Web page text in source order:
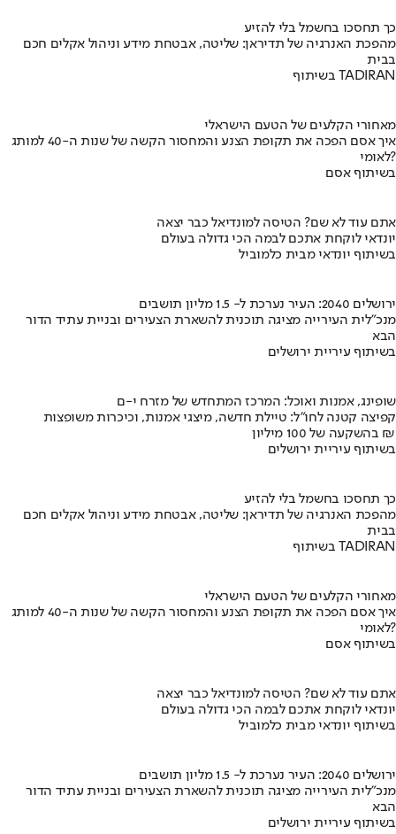
כך תחסכו בחשמל בלי להזיע
מהפכת האנרגיה של תדיראן: שליטה, אבטחת מידע וניהול אקלים חכם
בבית
בשיתוף TADIRAN
מאחורי הקלעים של הטעם הישראלי
איך אסם הפכה את תקופת הצנע והמחסור הקשה של שנות ה-40 למותג
לאומי?
בשיתוף אסם
אתם עוד לא שם? הטיסה למונדיאל כבר יצאה
יונדאי לוקחת אתכם לבמה הכי גדולה בעולם
בשיתוף יונדאי מבית כלמוביל
ירושלים 2040: העיר נערכת ל- 1.5 מליון תושבים
מנכ"לית העירייה מציגה תוכנית להשארת הצעירים ובניית עתיד הדור
הבא
בשיתוף עיריית ירושלים
שופינג, אמנות ואוכל: המרכז המתחדש של מזרח י-ם
קפיצה קטנה לחו"ל: טיילת חדשה, מיצגי אמנות, וכיכרות משופצות
בהשקעה של 100 מיליון ₪
בשיתוף עיריית ירושלים
כך תחסכו בחשמל בלי להזיע
מהפכת האנרגיה של תדיראן: שליטה, אבטחת מידע וניהול אקלים חכם
בבית
בשיתוף TADIRAN
מאחורי הקלעים של הטעם הישראלי
איך אסם הפכה את תקופת הצנע והמחסור הקשה של שנות ה-40 למותג
לאומי?
בשיתוף אסם
אתם עוד לא שם? הטיסה למונדיאל כבר יצאה
יונדאי לוקחת אתכם לבמה הכי גדולה בעולם
בשיתוף יונדאי מבית כלמוביל
ירושלים 2040: העיר נערכת ל- 1.5 מליון תושבים
מנכ"לית העירייה מציגה תוכנית להשארת הצעירים ובניית עתיד הדור
הבא
בשיתוף עיריית ירושלים